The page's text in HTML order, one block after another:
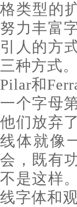
格类型的
努力丰富
引人的方
三种方式。
Pilar和
一个字母
他们放弃
线体就像
会，既有
不是这样
线字体和